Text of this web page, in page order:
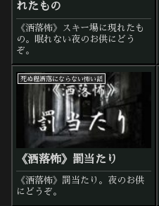
れたもの
《洒落怖》スキー場に現れたも
の。眠れない夜のお供にどう
ぞ。
死ぬ程洒落にならない怖い話
《洒落怖》罰当たり
《洒落怖》罰当たり。夜のお供
にどうぞ。